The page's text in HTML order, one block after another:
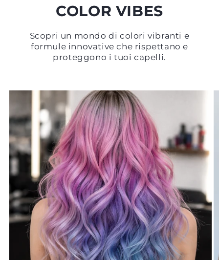
COLOR VIBES
Scopri un mondo di colori vibranti e
formule innovative che rispettano e
proteggono i tuoi capelli.